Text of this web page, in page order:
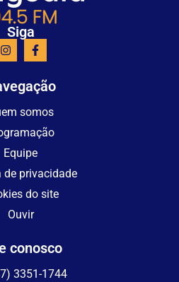
Siga
somos
Equipe
de privacidade
do site
Ouvir
conosco
3351-1744